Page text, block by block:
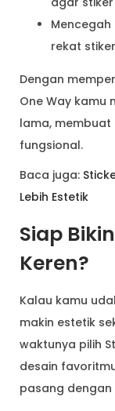
rekat
Dengan
One Way kamu
lama,
fungsional.
Baca juga:
Lebih Estetik
Siap
Keren?
Kalau kamu
makin estetik
waktunya pilih
desain
pasang